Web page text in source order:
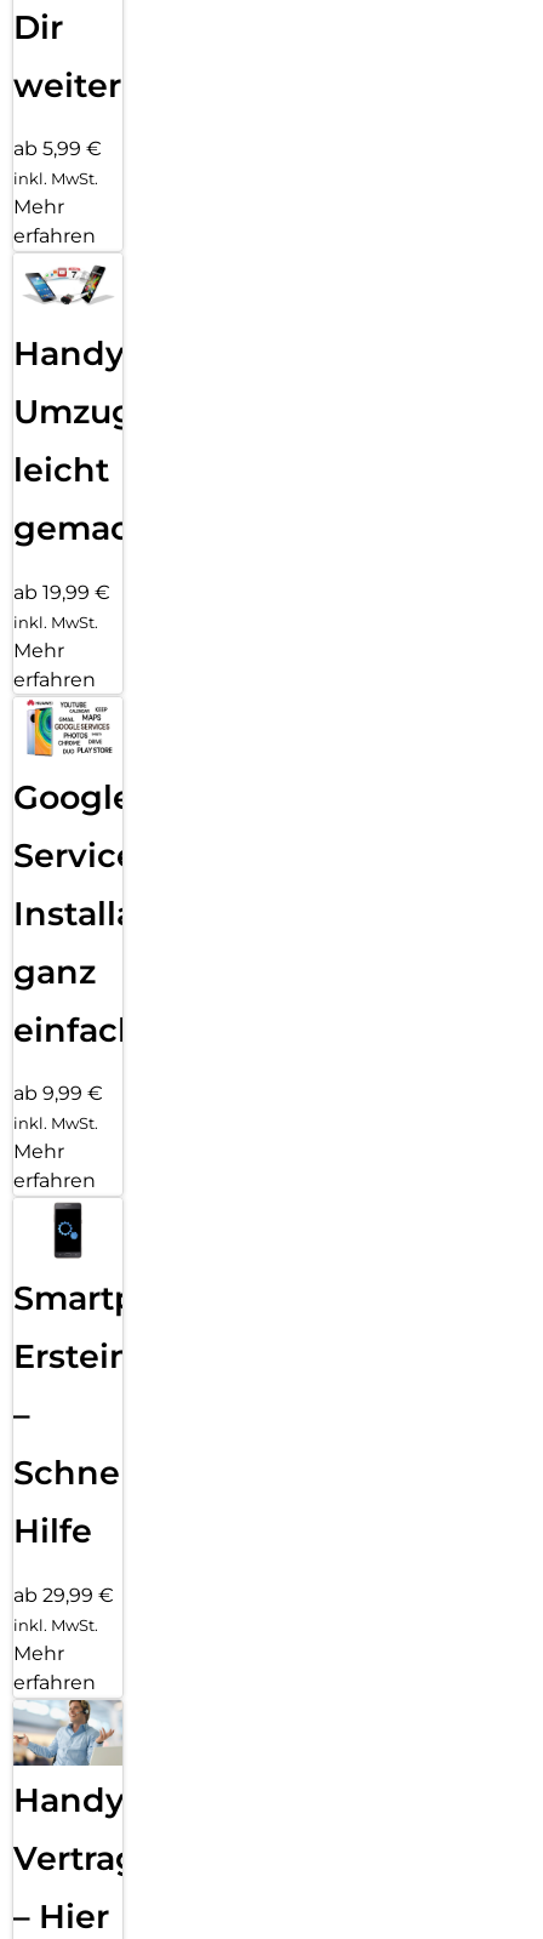
Dir
weiter
ab 5,99 €
inkl. MwSt.
Mehr
erfahren
Handy
Umzug
leicht
gemacht!
ab 19,99 €
inkl. MwSt.
Mehr
erfahren
Google
Services
Installation
ganz
einfach
ab 9,99 €
inkl. MwSt.
Mehr
erfahren
Smartphone
Ersteinrichtung
–
Schnelle
Hilfe
ab 29,99 €
inkl. MwSt.
Mehr
erfahren
Handy
Vertragsabwicklung
– Hier